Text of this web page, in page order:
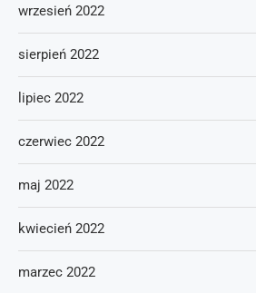
wrzesień 2022
sierpień 2022
lipiec 2022
czerwiec 2022
maj 2022
kwiecień 2022
marzec 2022